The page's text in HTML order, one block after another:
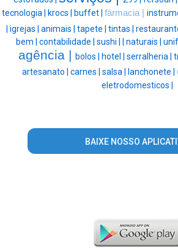
tecnologia | krocs | buffet | fármacia |
| igrejas | animais | tapete | tintas |
bem | contabilidade | sushi | | naturais |
agência | bolos | hotel | serralheria |
artesanato | carnes | salsa | lanchonete |
eletrodomesticos |
BAIXE NOSSO